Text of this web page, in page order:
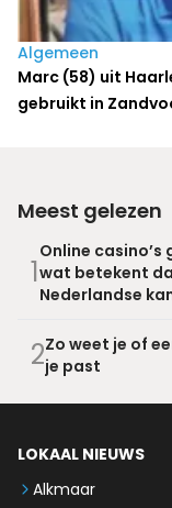
Algemeen
Marc (58) uit
gebruikt in
Meest gelezen
1
Online
wat betekent
Nederlandse
2Zo weet je of
je past
LOKAAL NIEUWS
Alkmaar